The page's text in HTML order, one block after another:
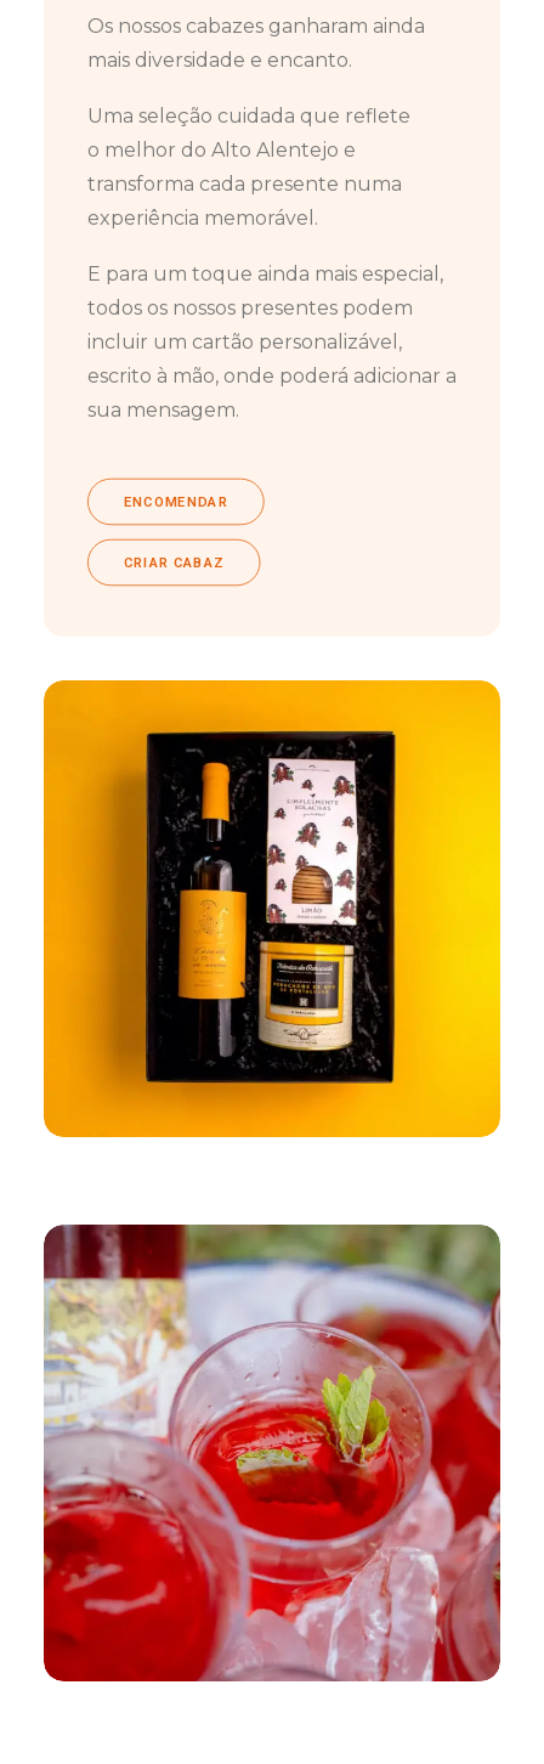
Os nossos cabazes ganharam ainda
mais diversidade e encanto.
Uma seleção cuidada que reflete
o melhor do Alto Alentejo e
transforma cada presente numa
experiência memorável.
E para um toque ainda mais especial,
todos os nossos presentes podem
incluir um cartão personalizável,
escrito à mão, onde poderá adicionar a
sua mensagem.
ENCOMENDAR
CRIAR CABAZ